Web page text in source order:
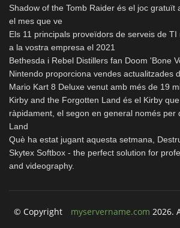
Shadow of the Tomb Raider és el joc gratuït
el mes que ve
Els 11 principals proveïdors de serveis de
a la vostra empresa el 2021
Bethesda i Rebel Distillers fan Doom 'Bone
Nintendo proporciona vendes actualitzades
Mario Kart 8 Deluxe venut amb més de 19
Kirby and the Forgotten Land és el Kirby
ràpidament, el segon en general només per
Land
Què ha estat jugant aquesta setmana,
Skytex Softbox - the perfect solution for
and videography.
© Copyright myservername.com 2026.